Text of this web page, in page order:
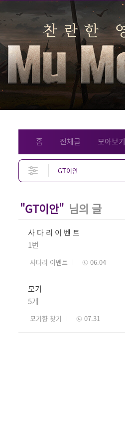
홈 전체글 모아보기
"GT이안" 님의 글
사 다 리 이 벤 트
1번
사다리 이벤트 06.04
모기
5개
모기향 찾기 07.31